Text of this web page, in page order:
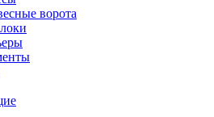
ворота